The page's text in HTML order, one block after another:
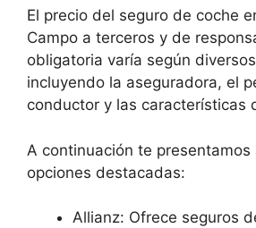
El precio del seguro de coche
Campo a terceros y de
obligatoria varía según
incluyendo la aseguradora, el
conductor y las características
A continuación te presentamos
opciones destacadas:
Allianz: Ofrece seguros